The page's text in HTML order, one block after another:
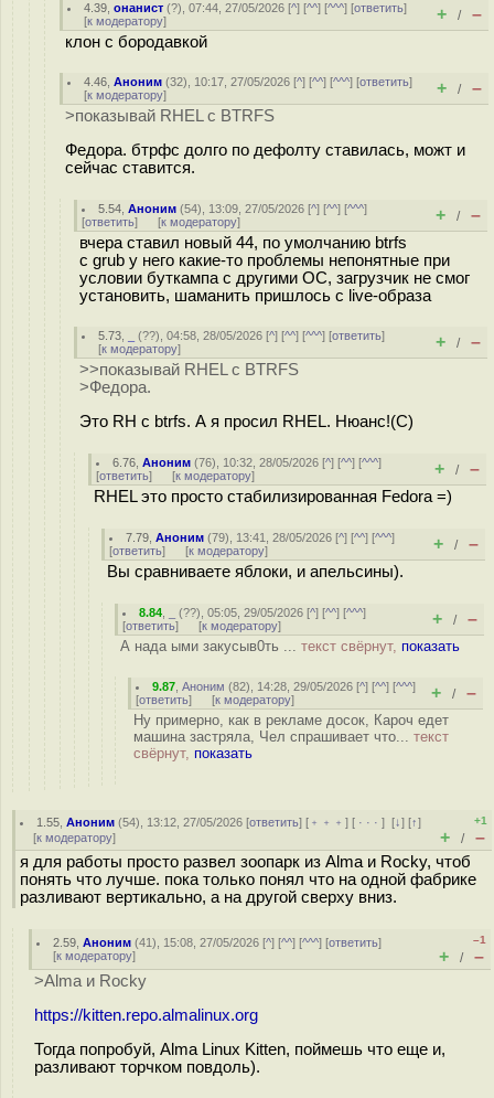
4.39 ,онанист (?), 07:44, 27/05/2026 [^] [^^] [^^^] [ответить]
[к модератору] + / –
клон с бородавкой
4.46 ,Аноним (32), 10:17, 27/05/2026 [^] [^^] [^^^] [ответить]
[к модератору] + / –
>показывай RHEL с BTRFS
Федора. бтрфс долго по дефолту ставилась, можт и
сейчас ставится.
5.54 ,Аноним (54), 13:09, 27/05/2026 [^] [^^] [^^^]
[ответить] [к модератору] + / –
вчера ставил новый 44, по умолчанию btrfs
с grub у него какие-то проблемы непонятные при
условии буткампа с другими ОС, загрузчик не смог
установить, шаманить пришлось с live-образа
5.73 (??), 04:58, 28/05/2026 [^] [^^] [^^^] [ответить]
[к модератору] + / –
>>показывай RHEL с BTRFS
>Федора.
Это RH с btrfs. А я просил RHEL. Нюанс!(С)
6.76 ,Аноним (76), 10:32, 28/05/2026 [^] [^^] [^^^]
[ответить] [к модератору] + / –
RHEL это просто стабилизированная Fedora =)
7.79 ,Аноним (79), 13:41, 28/05/2026 [^] [^^] [^^^]
[ответить] [к модератору] + / –
Вы сравниваете яблоки, и апельсины).
8.84 (??), 05:05, 29/05/2026 [^] [^^] [^^^]
[ответить] [к модератору] + / –
А нада ыми закусыв0ть ... текст свёрнут, показать
9.87 ,Аноним (82), 14:28, 29/05/2026 [^] [^^] [^^^]
[ответить] [к модератору] + / –
Ну примерно, как в рекламе досок, Кароч едет
машина застряла, Чел спрашивает что... текст
свёрнут, показать
1.55 ,Аноним (54), 13:12, 27/05/2026 [ответить] [ ﹢﹢﹢] [ · · ·][↓] [↑]
[к модератору]
+1
+ / –
я для работы просто развел зоопарк из Alma и Rocky, чтоб
понять что лучше. пока только понял что на одной фабрике
разливают вертикально, а на другой сверху вниз.
2.59 ,Аноним (41), 15:08, 27/05/2026 [^] [^^] [^^^] [ответить]
[к модератору]
–1
+ / –
>Alma и Rocky
https://kitten.repo.almalinux.org
Тогда попробуй, Alma Linux Kitten, поймешь что еще и,
разливают торчком повдоль).